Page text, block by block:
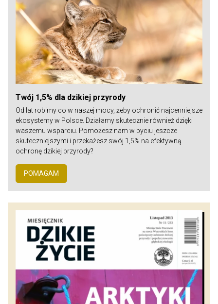
Twój 1,5% dla dzikiej przyrody
Od lat robimy co w naszej mocy, żeby ochronić najcenniejsze
ekosystemy w Polsce. Działamy skutecznie również dzięki
waszemu wsparciu. Pomożesz nam w byciu jeszcze
skuteczniejszymi i przekażesz swój 1,5% na efektywną
ochronę dzikiej przyrody?
POMAGAM